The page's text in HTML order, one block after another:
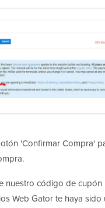
'Confirmar Compra'
nuestro código de cupón
Web Gator te haya sido